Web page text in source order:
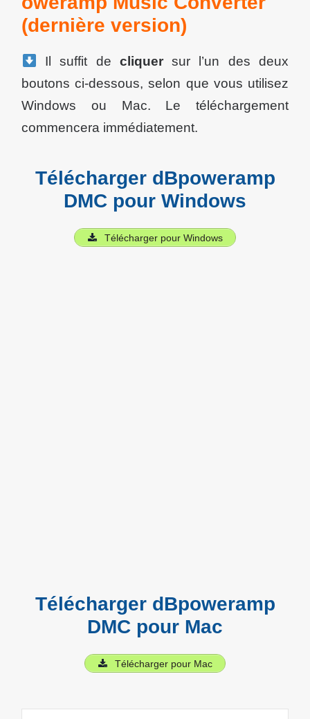
(dernière version)
Il suffit de cliquersur l’un des deux
boutons ci-dessous, selon que vous utilisez
Windows ou Mac. Le téléchargement
commencera immédiatement.
Télécharger dBpoweramp
DMC pour Windows
Télécharger pour Windows
Télécharger dBpoweramp
DMC pour Mac
Télécharger pour Mac